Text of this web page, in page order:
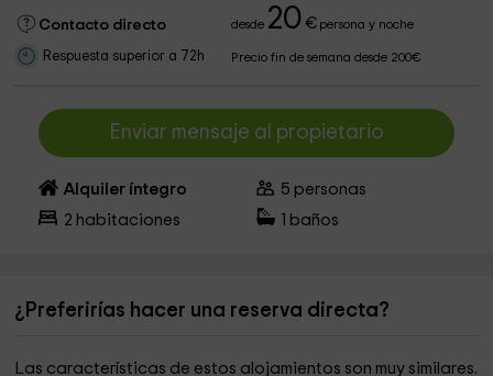
Contacto directo desde 20 €persona y noche
Respuesta superior a 72h Precio fin de semana desde 200€
Enviar mensaje al propietario
Alquiler íntegro 5 personas
2 habitaciones baños
¿Preferirías hacer una reserva directa?
Las características de estos alojamientos son muy similares.